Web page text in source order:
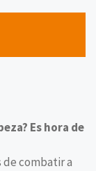
Es hora de
combatir a